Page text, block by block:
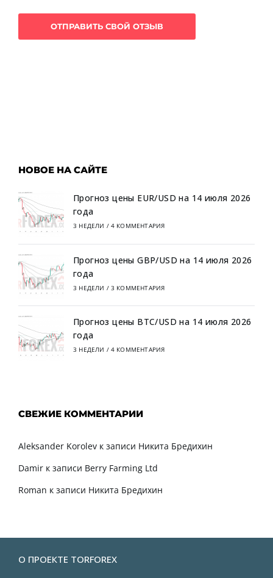
НОВОЕ НА САЙТЕ
Прогноз цены EUR/USD на 14 июля 2026
года
3 НЕДЕЛИ / 4 КОММЕНТАРИЯ
Прогноз цены GBP/USD на 14 июля 2026
года
3 НЕДЕЛИ / 3 КОММЕНТАРИЯ
Прогноз цены BTC/USD на 14 июля 2026
года
3 НЕДЕЛИ / 4 КОММЕНТАРИЯ
СВЕЖИЕ КОММЕНТАРИИ
Aleksander Korolev к записи Никита Бредихин
Damir к записи Berry Farming Ltd
Roman к записи Никита Бредихин
О ПРОЕКТЕ TORFOREX